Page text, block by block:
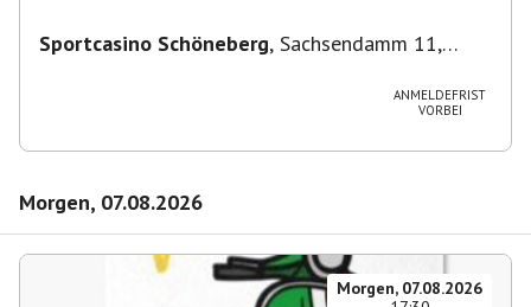
Sportcasino Schöneberg, Sachsendamm 11,
ANMELDEFRIST
VORBEI
Morgen, 07.08.2026
Morgen, 07.08.2026